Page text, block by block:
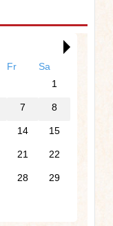
Fr
Sa
1
7 8
14 15
21 22
28 29